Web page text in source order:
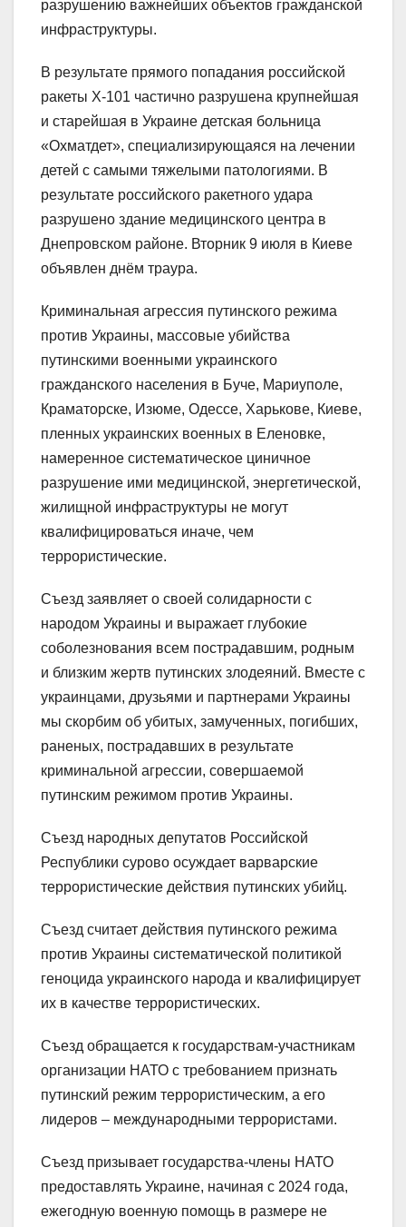
разрушению важнейших объектов гражданской
инфраструктуры.
В результате прямого попадания российской
ракеты Х-101 частично разрушена крупнейшая
и старейшая в Украине детская больница
«Охматдет», специализирующаяся на лечении
детей с самыми тяжелыми патологиями. В
результате российского ракетного удара
разрушено здание медицинского центра в
Днепровском районе. Вторник 9 июля в Киеве
объявлен днём траура.
Криминальная агрессия путинского режима
против Украины, массовые убийства
путинскими военными украинского
гражданского населения в Буче, Мариуполе,
Краматорске, Изюме, Одессе, Харькове, Киеве,
пленных украинских военных в Еленовке,
намеренное систематическое циничное
разрушение ими медицинской, энергетической,
жилищной инфраструктуры не могут
квалифицироваться иначе, чем
террористические.
Съезд заявляет о своей солидарности с
народом Украины и выражает глубокие
соболезнования всем пострадавшим, родным
и близким жертв путинских злодеяний. Вместе с
украинцами, друзьями и партнерами Украины
мы скорбим об убитых, замученных, погибших,
раненых, пострадавших в результате
криминальной агрессии, совершаемой
путинским режимом против Украины.
Съезд народных депутатов Российской
Республики сурово осуждает варварские
террористические действия путинских убийц.
Съезд считает действия путинского режима
против Украины систематической политикой
геноцида украинского народа и квалифицирует
их в качестве террористических.
Съезд обращается к государствам-участникам
организации НАТО с требованием признать
путинский режим террористическим, а его
лидеров – международными террористами.
Съезд призывает государства-члены НАТО
предоставлять Украине, начиная с 2024 года,
ежегодную военную помощь в размере не